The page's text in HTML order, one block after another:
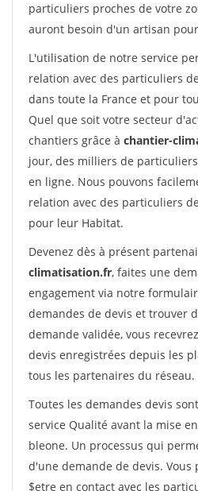
particuliers proches de votre
auront besoin d'un artisan
L'utilisation de notre service
relation avec des particuliers
dans toute la France et pour
Quel que soit votre secteur
chantiers grâce à chantier-
jour, des milliers de
en ligne. Nous pouvons
relation avec des particuliers
pour leur Habitat.
Devenez dès à présent
climatisation.fr, faites une
engagement via notre
demandes de devis et trouver
demande validée, vous
devis enregistrées depuis les
tous les partenaires du réseau.
Toutes les demandes devis
service Qualité avant la mise
bleone. Un processus qui
d'une demande de devis. Vous
$etre en contact avec les